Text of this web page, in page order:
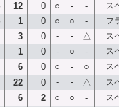
12 0 ○ - - ス
1 0 ○ ○ - フ
3 0 - - △ ス
1 0 - ○ - ス
6 0 ○ - ○ ス
22 0 - - △ ス
6 2 ○ ○ - ス